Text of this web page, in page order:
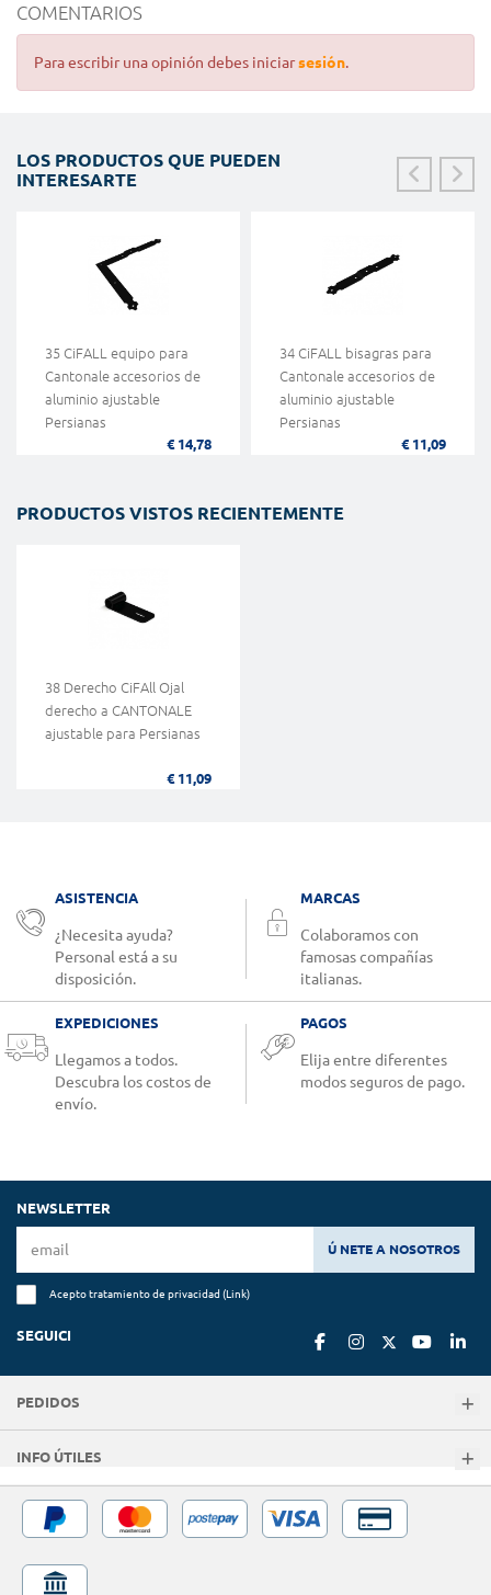
COMENTARIOS
Para escribir una opinión debes iniciarsesión.
LOS PRODUCTOS QUE PUEDEN
INTERESARTE
35 CiFALL equipo para
Cantonale accesorios de
aluminio ajustable
Persianas
€ 14,78
34 CiFALL bisagras para
Cantonale accesorios de
aluminio ajustable
Persianas
€ 11,09
PRODUCTOS VISTOS RECIENTEMENTE
38 Derecho CiFAll Ojal
derecho a CANTONALE
ajustable para Persianas
€ 11,09
ASISTENCIA
¿Necesita ayuda?
Personal está a su
disposición.
MARCAS
Colaboramos con
famosas compañías
italianas.
EXPEDICIONES
Llegamos a todos.
Descubra los costos de
envío.
PAGOS
Elija entre diferentes
modos seguros de pago.
NEWSLETTER
Ú NETE A NOSOTROS
Acepto tratamiento de privacidad (Link)
SEGUICI
PEDIDOS
INFO ÚTILES